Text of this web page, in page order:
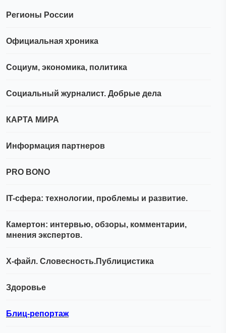
Регионы России
Официальная хроника
Социум, экономика, политика
Социальный журналист. Добрые дела
КАРТА МИРА
Информация партнеров
PRO BONO
IT-сфера: технологии, проблемы и развитие.
Камертон: интервью, обзоры, комментарии,
мнения экспертов.
Х-файл. Словесность.Публицистика
Здоровье
Блиц-репортаж